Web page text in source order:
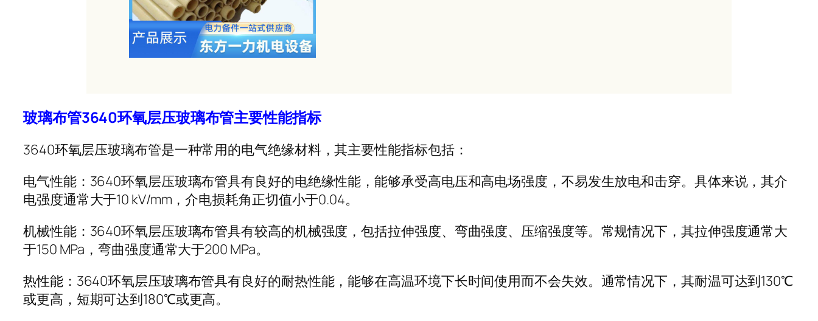
玻璃布管3640环氧层压玻璃布管主要性能指标
3640环氧层压玻璃布管是一种常用的电气绝缘材料，其主要性能指标包括：
电气性能：3640环氧层压玻璃布管具有良好的电绝缘性能，能够承受高电压和高电场强度，不易发生放电和击穿。具体来说，其介
电强度通常大于10 kV/mm，介电损耗角正切值小于0.04。
机械性能：3640环氧层压玻璃布管具有较高的机械强度，包括拉伸强度、弯曲强度、压缩强度等。常规情况下，其拉伸强度通常大
于150 MPa，弯曲强度通常大于200 MPa。
热性能：3640环氧层压玻璃布管具有良好的耐热性能，能够在高温环境下长时间使用而不会失效。通常情况下，其耐温可达到130℃
或更高，短期可达到180℃或更高。